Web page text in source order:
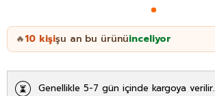
🔥10 kişişu an bu ürünüinceliyor
Genellikle 5-7 gün içinde kargoya verilir.